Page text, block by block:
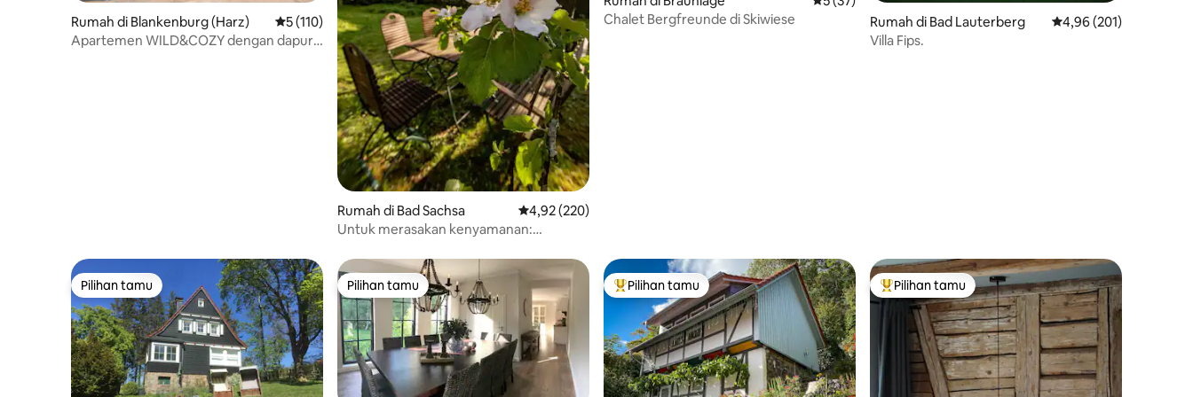
Rumah di Blankenburg (Harz) Nilai rata-rata 5 dari 5, 110 ulasan
5 (110)
Apartemen WILD&COZY dengan dapur
Rumah di Bad Sachsa Nilai rata-rata 4,92 dari 5, 220 ulasan
4,92 (220)
Untuk merasakan kenyamanan:
Chalet Bergfreunde di Skiwiese
Rumah di Bad Lauterberg Nilai rata-rata 4,96 dari
4,96 (201)
Villa Fips.
Pilihan tamu
Pilihan tamu Pilihan tamu
Pilihan tamu Pilihan tamu terpopuler
Pilihan tamu Pilihan tamu terpopuler
Pilihan tamu